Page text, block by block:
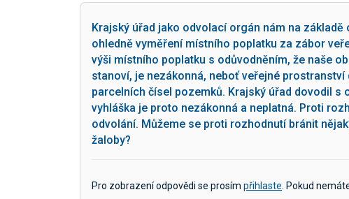
Krajský úřad jako odvolací orgán nám na
ohledně vyměření místního poplatku za zábor
výši místního poplatku s odůvodněním, že naše
stanoví, je nezákonná, neboť veřejné
parcelních čísel pozemků. Krajský úřad dovodil s
vyhláška je proto nezákonná a neplatná. Proti
odvolání. Můžeme se proti rozhodnutí bránit
žaloby?
Pro zobrazení odpovědi se prosím přihlaste . Pokud